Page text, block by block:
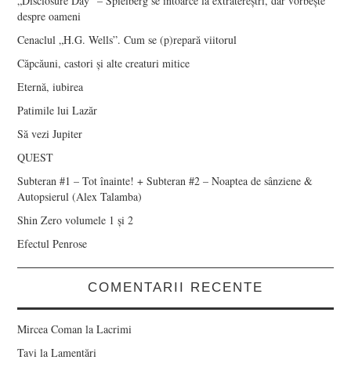
despre oameni
Cenaclul „H.G. Wells”. Cum se (p)repară viitorul
Căpcăuni, castori și alte creaturi mitice
Eternă, iubirea
Patimile lui Lazăr
Să vezi Jupiter
QUEST
Subteran #1 – Tot înainte! + Subteran #2 – Noaptea de sânziene &
Autopsierul (Alex Talamba)
Shin Zero volumele 1 și 2
Efectul Penrose
COMENTARII RECENTE
Mircea Coman laLacrimi
Tavi laLamentări